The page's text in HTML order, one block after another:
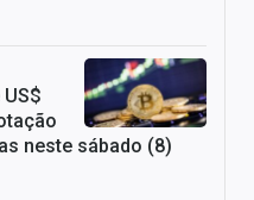
neste sábado (8)